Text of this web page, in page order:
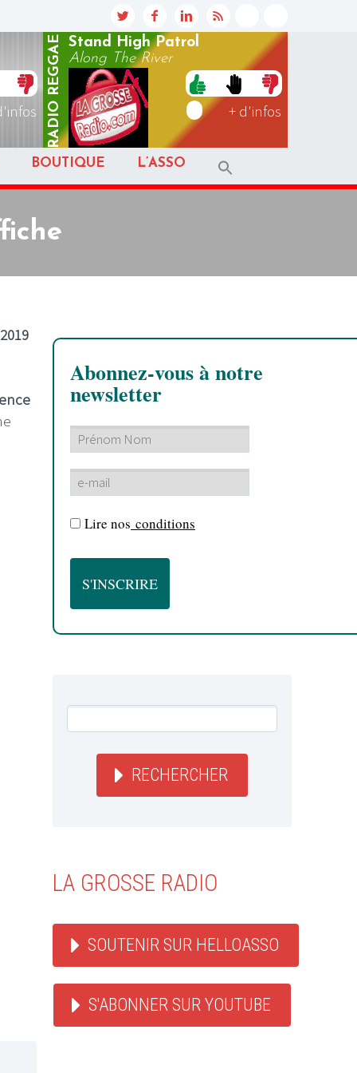
RADIO
REGGAE
Stand High Patrol
Along The River
+ d'infos
BOUTIQUE L’ASSO
Abonnez-vous à notre
newsletter
Lire nos conditions
RECHERCHER
LA GROSSE RADIO
SOUTENIR SUR HELLOASSO
S'ABONNER SUR YOUTUBE